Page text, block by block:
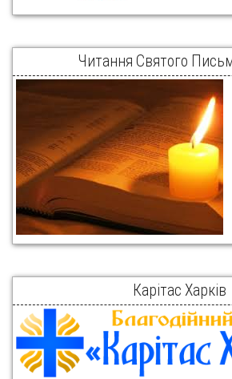
Читання Святого
Карітас Харків